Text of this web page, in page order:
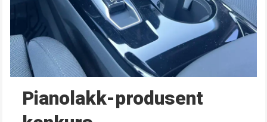
Pianolakk-produsent